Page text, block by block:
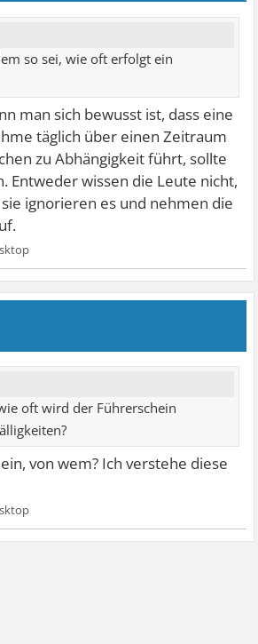
so sei, wie oft erfolgt ein
man sich bewusst ist, dass eine
täglich über einen Zeitraum
zu Abhängigkeit führt, sollte
Entweder wissen die Leute nicht,
ignorieren es und nehmen die
oft wird der Führerschein
von wem? Ich verstehe diese